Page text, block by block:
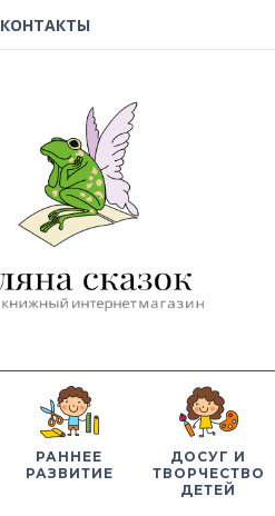
КОНТАКТЫ
РАННЕЕ
РАЗВИТИЕ
ДОСУГ И
ТВОРЧЕСТВО
ДЕТЕЙ